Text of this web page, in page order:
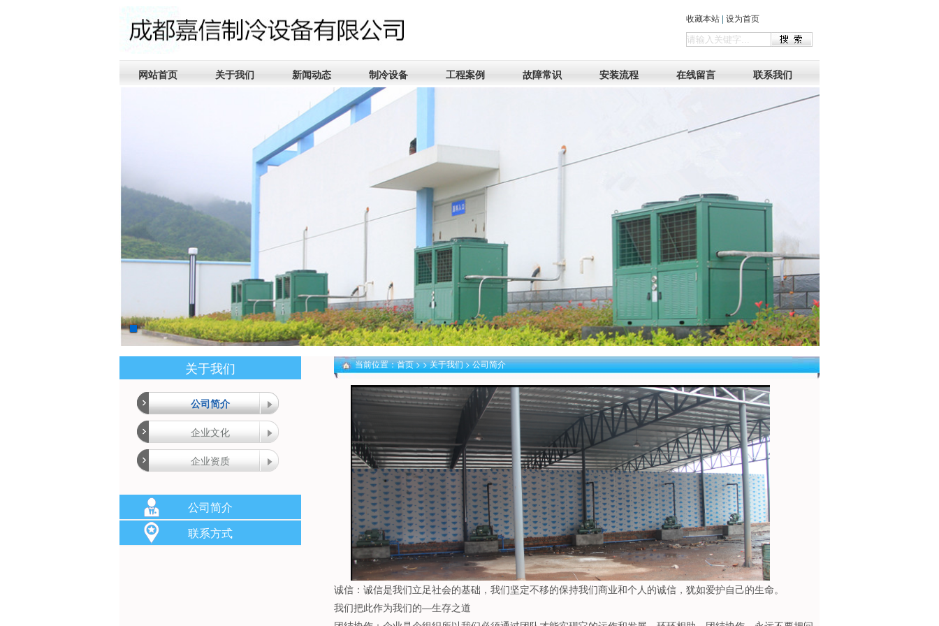
收藏本站 | 设为首页
网站首页 关于我们 新闻动态 制冷设备 工程案例 故障常识 安装流程 在线留言 联系我们
关于我们
公司简介
企业文化
企业资质
公司简介
联系方式
当前位置：首页> >关于我们>公司简介
诚信：诚信是我们立足社会的基础，我们坚定不移的保持我们商业和个人的诚信，犹如爱护自己的生命。
我们把此作为我们的—生存之道